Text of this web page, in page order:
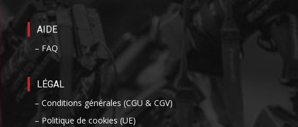
AIDE
– FAQ
LÉGAL
– Conditions générales (CGU & CGV)
– Politique de cookies (UE)